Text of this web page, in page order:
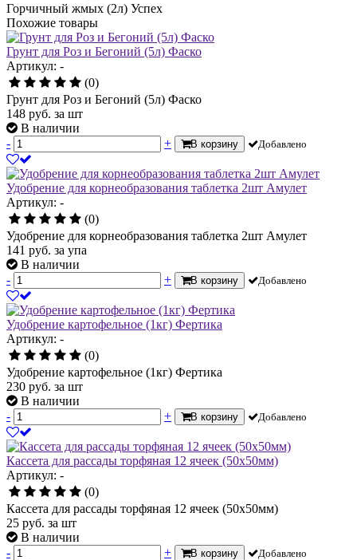
Горчичный жмых (2л) Успех
Похожие товары
Грунт для Роз и Бегоний (5л) Фаско
Артикул: -
(0)
Грунт для Роз и Бегоний (5л) Фаско
148 руб. за шт
В наличии
-
+ В корзину Добавлено
Удобрение для корнеобразования таблетка 2шт Амулет
Артикул: -
(0)
Удобрение для корнеобразования таблетка 2шт Амулет
141 руб. за упа
В наличии
-
+ В корзину Добавлено
Удобрение картофельное (1кг) Фертика
Артикул: -
(0)
Удобрение картофельное (1кг) Фертика
230 руб. за шт
В наличии
-
+ В корзину Добавлено
Кассета для рассады торфяная 12 ячеек (50х50мм)
Артикул: -
(0)
Кассета для рассады торфяная 12 ячеек (50х50мм)
25 руб. за шт
В наличии
-
+ В корзину Добавлено